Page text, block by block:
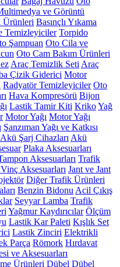
ve Görüntü
Ürünleri Basınçlı Yıkama
Temizleyiciler Torpido
Şampuan Oto Cila ve
Oto Cam Bakım Ürünleri
Araç Temizlik Seti Araç
Çizik Giderici Motor
Radyatör Temizleyiciler Oto
Hava Kompresörü Bijon
Lastik Tamir Kiti KrikoYağ
Motor Yağı Motor Yağı
Şanzıman Yağı ve Katkısı
Akü Şarj Cihazları Akü
Plaka Aksesuarları
Aksesuarları Trafik
Aksesuarları Jant ve Jant
Diğer Trafik Ürünleri
Benzin Bidonu Acil Çıkış
Seyyar Lamba Trafik
Yağmur Kaydırıcılar Ölçüm
Lastik Kar Paleti Kışlık Set
Lastik Zinciri Elektrikli
Parça Römork Hırdavat
ve Aksesuarları
Ürünleri Dübel Dübel